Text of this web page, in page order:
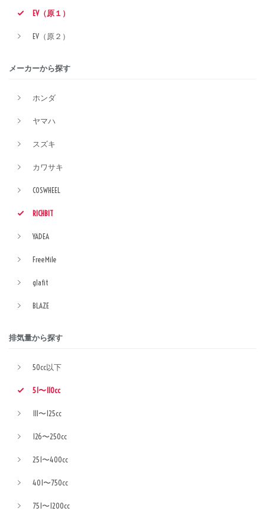
EV（原１）
EV（原２）
メーカーから探す
ホンダ
ヤマハ
スズキ
カワサキ
COSWHEEL
RICHBIT
YADEA
FreeMile
glafit
BLAZE
排気量から探す
50cc以下
51〜110cc
111〜125cc
126〜250cc
251〜400cc
401〜750cc
751〜1200cc